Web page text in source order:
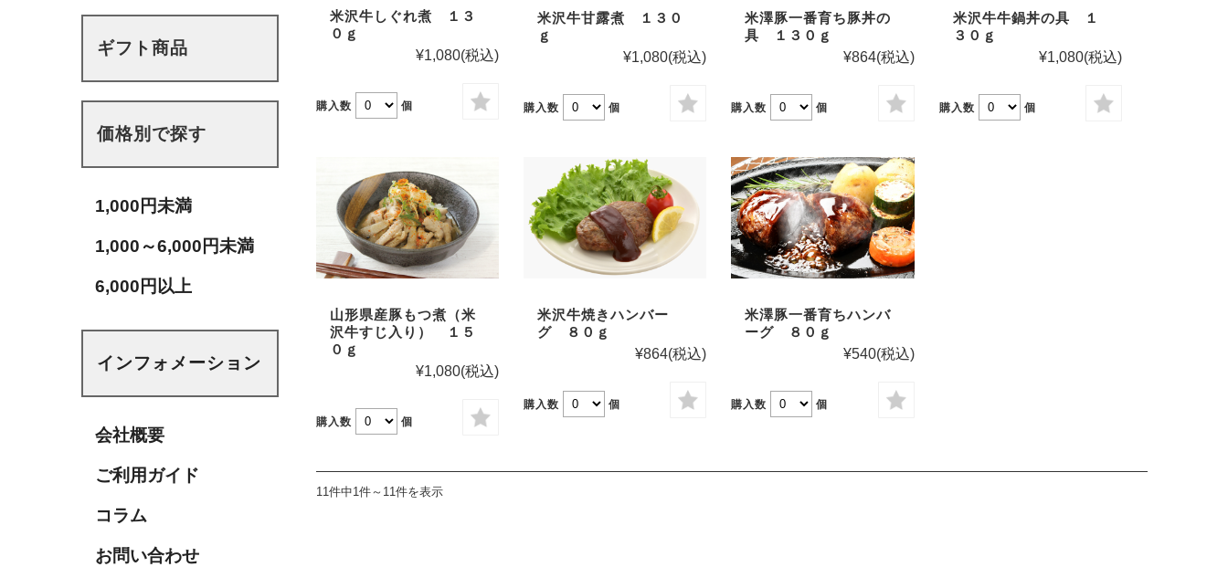
米沢牛しぐれ煮 １３
０ｇ
¥1,080(税込)
購入数 個
米沢牛甘露煮 １３０
ｇ
¥1,080(税込)
購入数 個
米澤豚一番育ち豚丼の
具 １３０ｇ
¥864(税込)
購入数 個
米沢牛牛鍋丼の具 １
３０ｇ
¥1,080(税込)
購入数 個
山形県産豚もつ煮（米
沢牛すじ入り） １５
０ｇ
¥1,080(税込)
購入数 個
米沢牛焼きハンバー
グ ８０ｇ
¥864(税込)
購入数 個
米澤豚一番育ちハンバ
ーグ ８０ｇ
¥540(税込)
購入数 個
11件中1件～11件を表示
ギフト商品
価格別で探す
1,000円未満
1,000～6,000円未満
6,000円以上
インフォメーション
会社概要
ご利用ガイド
コラム
お問い合わせ